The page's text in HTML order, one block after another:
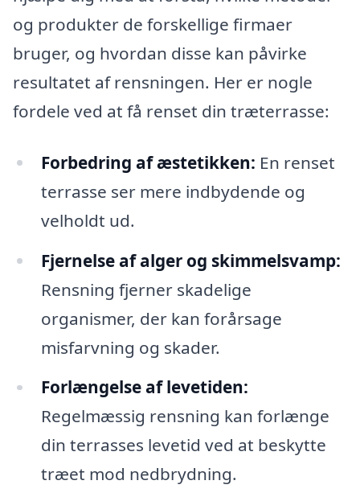
og produkter de forskellige firmaer
bruger, og hvordan disse kan påvirke
resultatet af rensningen. Her er nogle
fordele ved at få renset din træterrasse:
Forbedring af æstetikken: En renset
terrasse ser mere indbydende og
velholdt ud.
Fjernelse af alger og skimmelsvamp:
Rensning fjerner skadelige
organismer, der kan forårsage
misfarvning og skader.
Forlængelse af levetiden:
Regelmæssig rensning kan forlænge
din terrasses levetid ved at beskytte
træet mod nedbrydning.